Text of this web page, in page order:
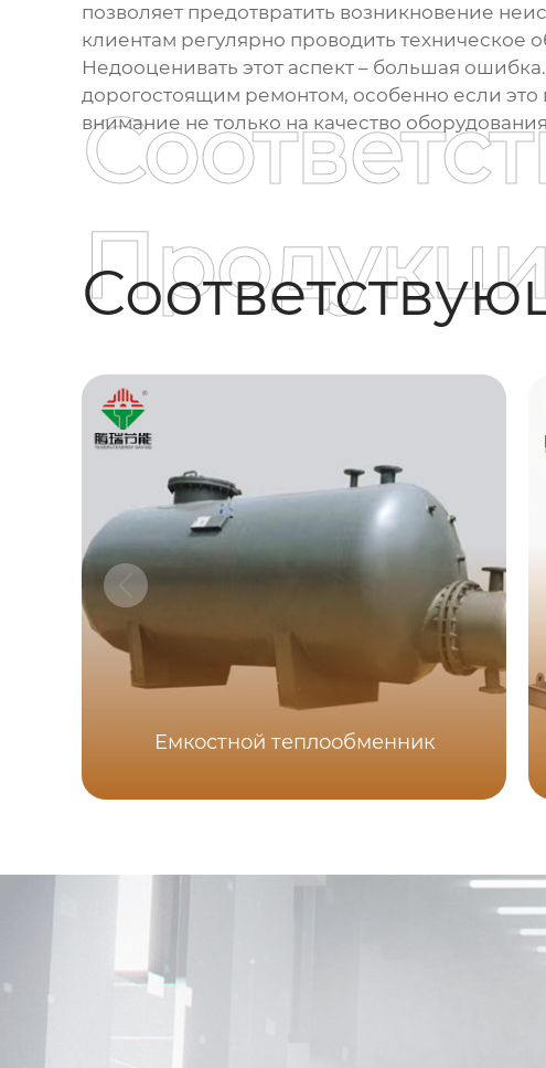
позволяет предотвратить возникновение
клиентам регулярно проводить техническое
Недооценивать этот аспект – большая
дорогостоящим ремонтом, особенно если
внимание не только на качество
Емкостной теплообменник